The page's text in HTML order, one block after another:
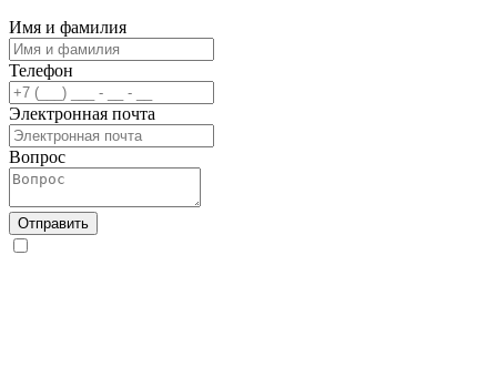
Имя и фамилия
Телефон
Электронная почта
Вопрос
Отправить